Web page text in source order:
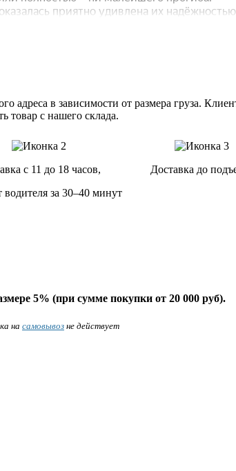
адреса в зависимости от размера груза.
товар с нашего склада.
с 11 до 18 часов,
водителя за 30–40 минут
Доставка до
5% (при сумме покупки от 20 000 руб).
на самовывоз не действует